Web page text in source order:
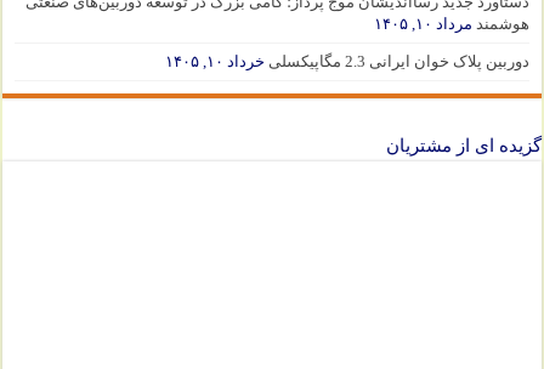
هوشمند مرداد ۱۰, ۱۴۰۵
دوربین پلاک خوان ایرانی 2.3 مگاپیکسلی خرداد ۱۰, ۱۴۰۵
گزیده ای از مشتریان